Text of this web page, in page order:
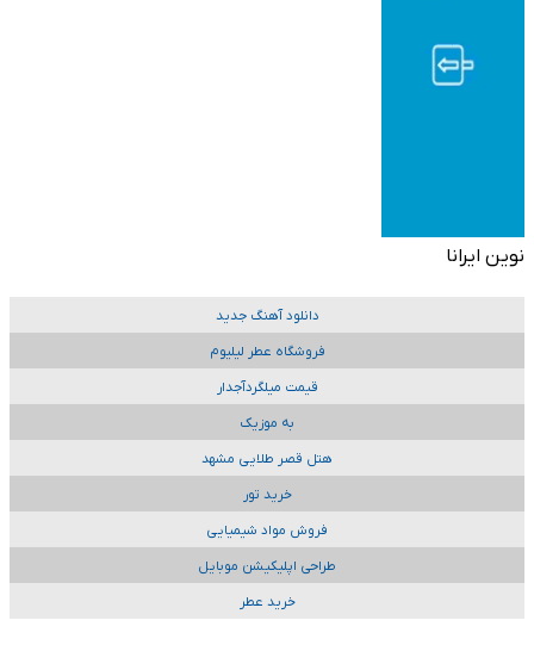
نوین ایرانا
دانلود آهنگ جدید
فروشگاه عطر لیلیوم
قیمت میلگردآجدار
به موزیک
هتل قصر طلایی مشهد
خرید تور
فروش مواد شیمیایی
طراحی اپلیکیشن موبایل
خرید عطر